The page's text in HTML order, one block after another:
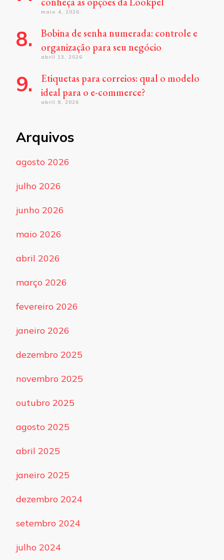
maio 4, 2026
Bobina de senha numerada: controle e
organização para seu negócio
abril 13, 2026
Etiquetas para correios: qual o modelo
ideal para o e-commerce?
abril 8, 2026
Arquivos
agosto 2026
julho 2026
junho 2026
maio 2026
abril 2026
março 2026
fevereiro 2026
janeiro 2026
dezembro 2025
novembro 2025
outubro 2025
agosto 2025
abril 2025
janeiro 2025
dezembro 2024
setembro 2024
julho 2024